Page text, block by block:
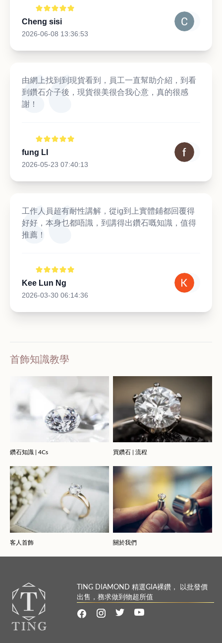
Cheng sisi
2026-06-08 13:36:53
由網上找到到現貨看到，員工一直幫助介紹，到看
到鑽石介子後，現貨很美很合我心意，真的很感
謝！
fung LI
2026-05-23 07:40:13
工作人員超有耐性講解，從ig到上實體鋪都回覆得
好好，本身乜都唔識，到講得出鑽石嘅知識，值得
推薦！
Kee Lun Ng
2026-03-30 06:14:36
首飾知識教學
鑽石知識 | 4Cs 買鑽石 | 流程
客人首飾 關於我們
TING DIAMOND 精選GIA裸鑽， 以批發價
出售，務求做到物超所值